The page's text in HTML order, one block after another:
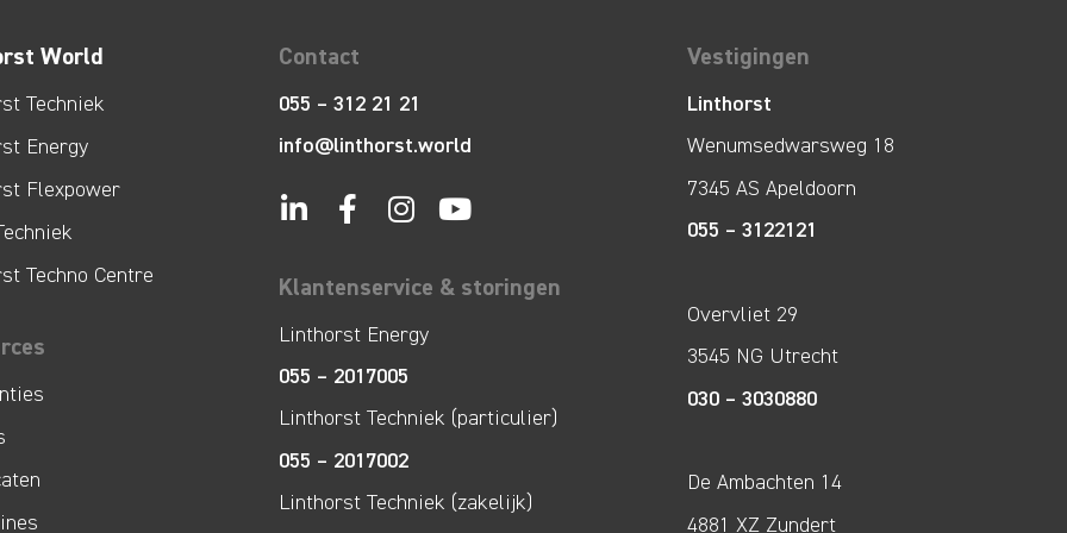
World
Techniek
Energy
Flexpower
Techno Centre
Contact
055 – 312 21 21
info@linthorst.world
Klantenservice & storingen
Linthorst Energy
055 – 2017005
Linthorst Techniek (particulier)
055 – 2017002
Linthorst Techniek (zakelijk)
Vestigingen
Linthorst
Wenumsedwarsweg 18
7345 AS Apeldoorn
055 – 3122121
Overvliet 29
3545 NG Utrecht
030 – 3030880
De Ambachten 14
4881 XZ Zundert